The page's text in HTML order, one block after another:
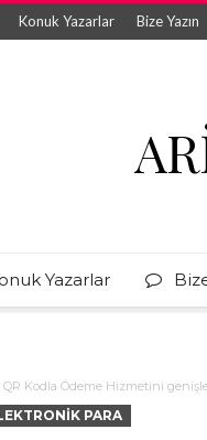
Konuk Yazarlar Bize Yazın
Yazarlar
QR Kodla Ödeme Hizmetini
PARA